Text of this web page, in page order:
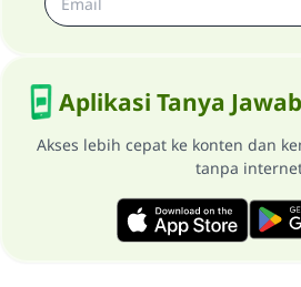
Aplikasi Tanya
Akses lebih cepat ke konten dan
tanpa